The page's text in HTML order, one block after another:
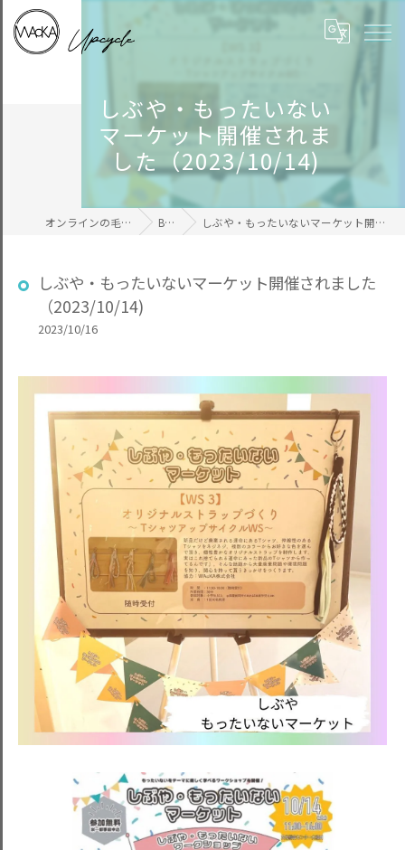
しぶや・もったいない
マーケット開催されま
した（2023/10/14)
オンラインの毛糸ならWAcKA BLOG しぶや・もったいないマーケット開催されました（2023/10/14)
しぶや・もったいないマーケット開催されました
（2023/10/14)
2023/10/16